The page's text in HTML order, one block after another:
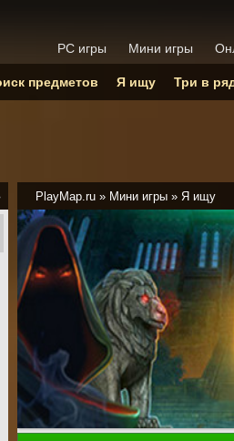
PlayMap.ru » Мини игры » Я ищу
PC игры Мини игры
предметов Я ищу Три в